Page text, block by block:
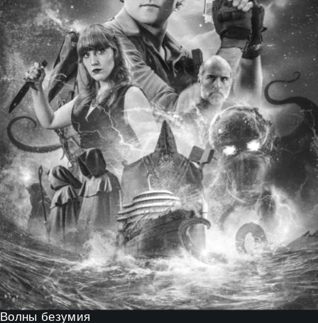
Волны безумия